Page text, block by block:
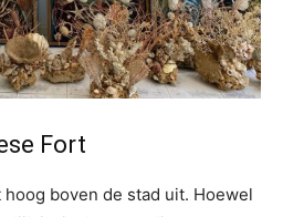
Fort
boven de stad uit. Hoewel